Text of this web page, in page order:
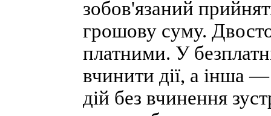
зобов'язаний
грошову суму.
платними. У
вчинити дії, а інша
дій без вчинення